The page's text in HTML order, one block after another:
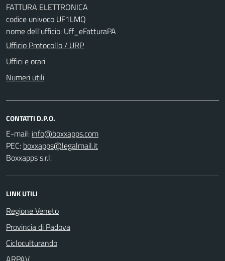
FATTURA ELETTRONICA
codice univoco UF1LMQ
nome dell'ufficio: Uff_eFatturaPA
Ufficio Protocollo / URP
Uffici e orari
Numeri utili
CONTATTI D.P.O.
E-mail:
PEC:
Boxxapps s.r.l.
LINK UTILI
Regione Veneto
Provincia di Padova
Cicloculturando